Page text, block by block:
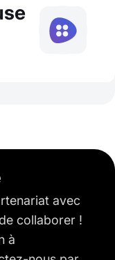
avec
collaborer !
à